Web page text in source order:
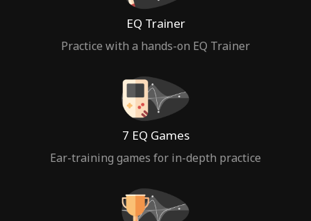
EQ Trainer
Practice with a hands-on EQ Trainer
7 EQ Games
Ear-training games for in-depth practice